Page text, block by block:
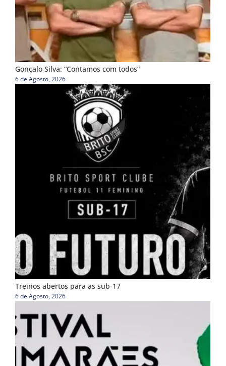
Gonçalo Silva: “Contamos com todos”
6 de Agosto, 2026
Treinos abertos para as sub-17
6 de Agosto, 2026